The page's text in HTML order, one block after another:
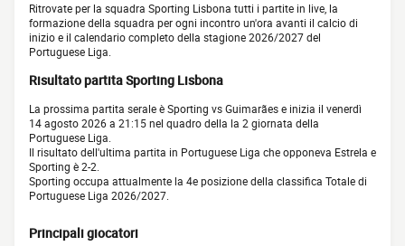
Ritrovate per la squadra Sporting Lisbona tutti i partite in live, la
formazione della squadra per ogni incontro un'ora avanti il calcio di
inizio e il calendario completo della stagione 2026/2027 del
Portuguese Liga.
Risultato partita Sporting Lisbona
La prossima partita serale è Sporting vs Guimarães e inizia il venerdì
14 agosto 2026 a 21:15 nel quadro della la 2 giornata della
Portuguese Liga.
Il risultato dell'ultima partita in Portuguese Liga che opponeva Estrela e
Sporting è 2-2.
Sporting occupa attualmente la 4e posizione della classifica Totale di
Portuguese Liga 2026/2027.
Principali giocatori